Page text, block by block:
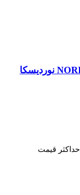
آمالگاماتور کپسولی دیجیتال NORDISKA نوردیسکا
حداكثر قيمت